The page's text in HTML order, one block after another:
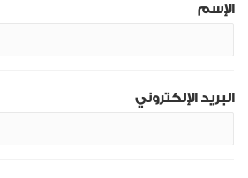
الإسم
البريد الإلكتروني